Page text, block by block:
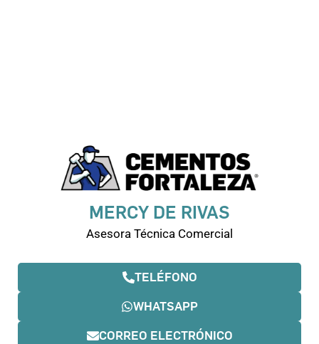
MERCY DE RIVAS
Asesora Técnica Comercial
TELÉFONO
WHATSAPP
CORREO ELECTRÓNICO